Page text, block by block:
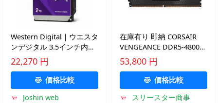
Western Digital｜ウエスタ
ンデジタル 3.5インチ内蔵
ハードディスク WD
Purple 監視システム用 ハ
ードディスクドライブ 2TB
WD23PURZ 返品種別B
22,270 円
価格比較
Joshin web
在庫有り 即納 CORSAIR
VENGEANCE DDR5-4800
32GB (16GB×2) CL40 Intel
XMP 3.0対応 ブラック
CMK32GX5M2A4800C40
53,800 円
価格比較
スリースター商事